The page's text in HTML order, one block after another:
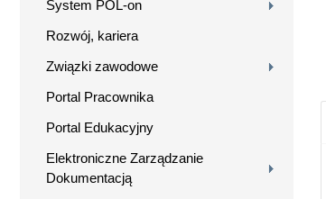
System POL-on
Rozwój, kariera
Związki zawodowe
Portal Pracownika
Portal Edukacyjny
Elektroniczne Zarządzanie
Dokumentacją